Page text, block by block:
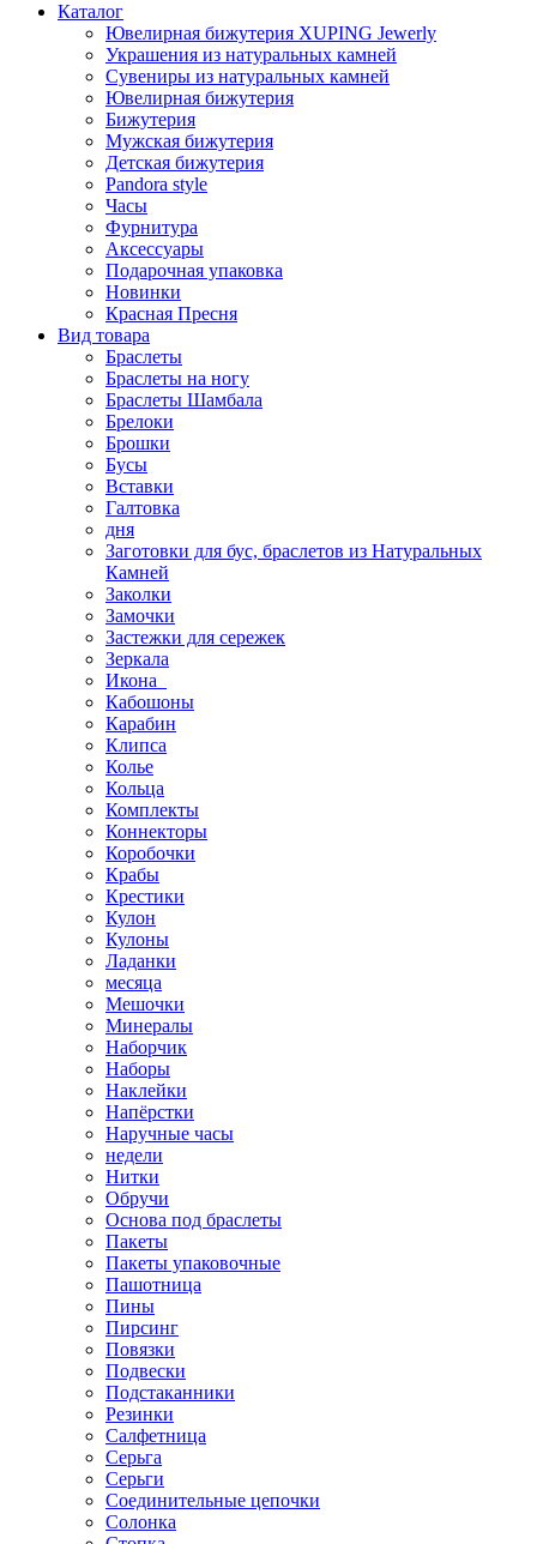
Каталог
Ювелирная бижутерия XUPING Jewerly
Украшения из натуральных камней
Сувениры из натуральных камней
Ювелирная бижутерия
Бижутерия
Мужская бижутерия
Детская бижутерия
Pandora style
Часы
Фурнитура
Аксеcсуары
Подарочная упаковка
Новинки
Красная Пресня
Вид товара
Браслеты
Браслеты на ногу
Браслеты Шамбала
Брелоки
Брошки
Бусы
Вставки
Галтовка
дня
Заготовки для бус, браслетов из Натуральных
Камней
Заколки
Замочки
Застежки для сережек
Зеркала
Икона
Кабошоны
Карабин
Клипса
Колье
Кольца
Комплекты
Коннекторы
Коробочки
Крабы
Крестики
Кулон
Кулоны
Ладанки
месяца
Мешочки
Минералы
Наборчик
Наборы
Наклейки
Напёрстки
Наручные часы
недели
Нитки
Обручи
Основа под браслеты
Пакеты
Пакеты упаковочные
Пашотница
Пины
Пирсинг
Повязки
Подвески
Подстаканники
Резинки
Салфетница
Серьга
Серьги
Соединительные цепочки
Солонка